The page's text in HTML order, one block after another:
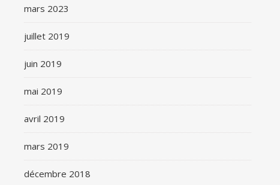
mars 2023
juillet 2019
juin 2019
mai 2019
avril 2019
mars 2019
décembre 2018